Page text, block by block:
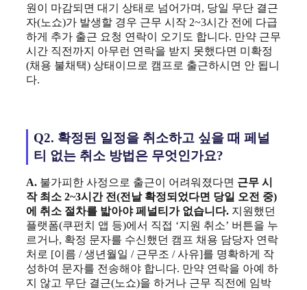
원이 마감되면 대기 상태로 넘어가며, 당일 무단 결근
자(노쇼)가 발생할 경우 근무 시작 2~3시간 전에 다급
하게 추가 출근 요청 연락이 오기도 합니다. 만약 근무
시간 직전까지 아무런 연락을 받지 못했다면 미확정
(채용 불채택) 상태이므로 캠프로 출근하시면 안 됩니
다.
Q2. 확정된 일정을 취소하고 싶을 때 페널
티 없는 취소 방법은 무엇인가요?
A. 불가피한 사정으로 출근이 어려워졌다면 근무 시
작 최소 2~3시간 전(전날 확정되었다면 당일 오전 중)
에 취소 절차를 밟아야 페널티가 없습니다. 지원했던
플랫폼(쿠펀치 앱 등)에서 직접 ‘지원 취소’ 버튼을 누
르거나, 확정 문자를 수신했던 캠프 채용 담당자 연락
처로 [이름 / 생년월일 / 근무조 / 사유]를 명확하게 작
성하여 문자를 전송해야 합니다. 만약 연락을 아예 하
지 않고 무단 결근(노쇼)을 하거나 근무 직전에 임박